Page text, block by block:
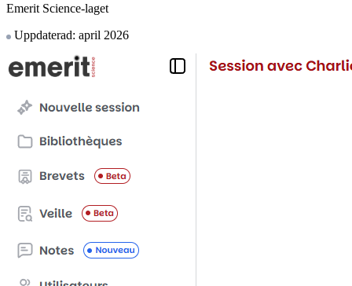
Emerit Science-laget
Uppdaterad: april 2026